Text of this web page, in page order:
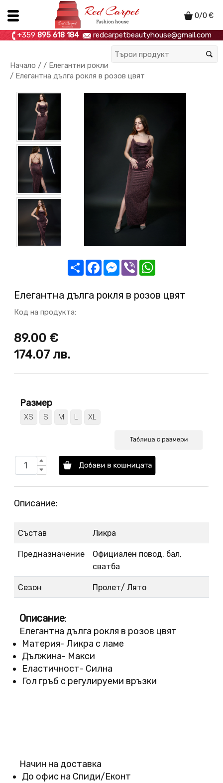
0/0 €
+359 895 618 184 redcarpetbeautyhouse@gmail.com
Начало / / Елегантни рокли
/ Елегантна дълга рокля в розов цвят
ShareFacebookMessenger
Viber
Елегантна дълга рокля в розов цвят
Код на продукта:
89.00 €
174.07 лв.
Размер
XS S M L XL
Описание:
Състав Ликра
Предназначение
Официален повод, бал,
сватба
Сезон Пролет/ Лято
Описание:
Елегантна дълга рокля в розов цвят
Материя- Ликра с ламе
Дължина- Макси
Еластичност- Силна
Гол гръб с регулируеми връзки
Начин на доставка
До офис на Спиди/Еконт